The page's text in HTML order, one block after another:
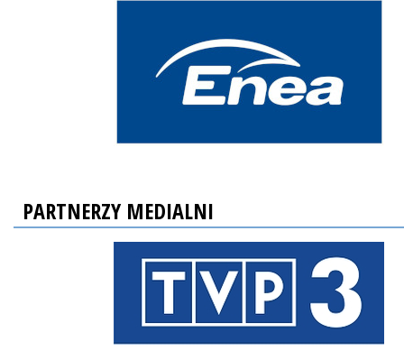
PARTNERZY MEDIALNI